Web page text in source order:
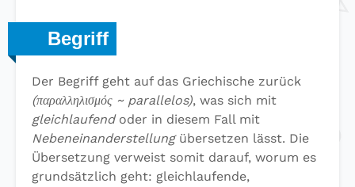
Begriff
Der Begriff geht auf das Griechische zurück
(παραλληλισμός ~ parallelos), was sich mit
gleichlaufendoder in diesem Fall mit
Nebeneinanderstellungübersetzen lässt. Die
Übersetzung verweist somit darauf, worum es
grundsätzlich geht: gleichlaufende,